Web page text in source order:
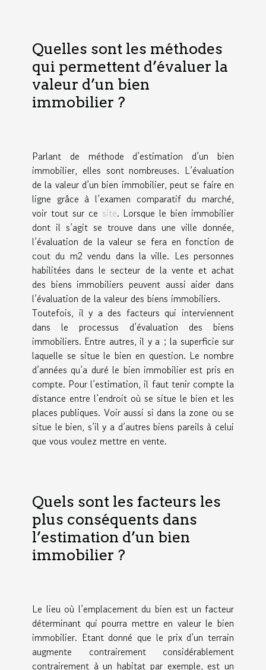
Quelles sont les méthodes
qui permettent d’évaluer la
valeur d’un bien
immobilier ?
Parlant de méthode d’estimation d’un bien
immobilier, elles sont nombreuses. L’évaluation
de la valeur d’un bien immobilier, peut se faire en
ligne grâce à l’examen comparatif du marché,
voir tout sur ce site. Lorsque le bien immobilier
dont il s’agit se trouve dans une ville donnée,
l’évaluation de la valeur se fera en fonction de
cout du m2 vendu dans la ville. Les personnes
habilitées dans le secteur de la vente et achat
des biens immobiliers peuvent aussi aider dans
l’évaluation de la valeur des biens immobiliers.
Toutefois, il y a des facteurs qui interviennent
dans le processus d’évaluation des biens
immobiliers. Entre autres, il y a ; la superficie sur
laquelle se situe le bien en question. Le nombre
d’années qu’a duré le bien immobilier est pris en
compte. Pour l’estimation, il faut tenir compte la
distance entre l’endroit où se situe le bien et les
places publiques. Voir aussi si dans la zone ou se
situe le bien, s’il y a d’autres biens pareils à celui
que vous voulez mettre en vente.
Quels sont les facteurs les
plus conséquents dans
l’estimation d’un bien
immobilier ?
Le lieu où l’emplacement du bien est un facteur
déterminant qui pourra mettre en valeur le bien
immobilier. Etant donné que le prix d’un terrain
augmente contrairement considérablement
contrairement à un habitat par exemple, est un